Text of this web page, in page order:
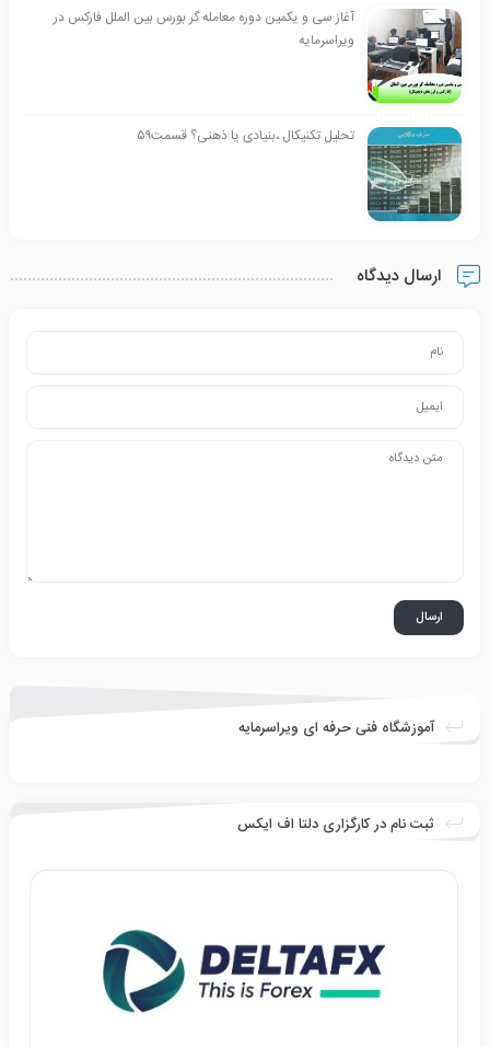
آغاز سی و یکمین دوره معامله گر بورس بین الملل فارکس در
ویراسرمایه
تحلیل تکنیکال ،بنیادی یا ذهنی؟ قسمت۵۹
ارسال دیدگاه
آموزشگاه فنی حرفه ای ویراسرمایه
ثبت نام در کارگزاری دلتا اف ایکس